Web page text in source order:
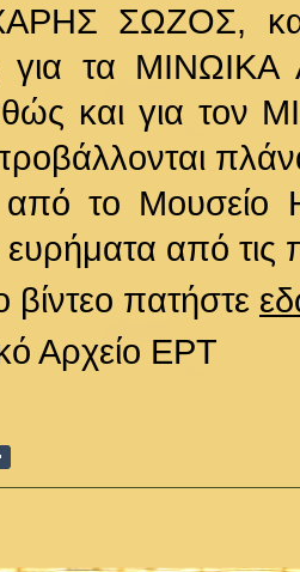
ΣΩΖΟΣ, και
για τα
και για τον
το Μουσείο
ευρήματα από τις
βίντεο πατήστε
Αρχείο ΕΡΤ